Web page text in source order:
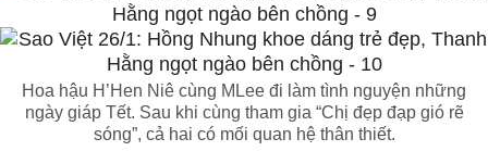
Hoa hậu H’Hen Niê cùng MLee đi làm tình nguyện những
ngày giáp Tết. Sau khi cùng tham gia “Chị đẹp đạp gió rẽ
sóng”, cả hai có mối quan hệ thân thiết.